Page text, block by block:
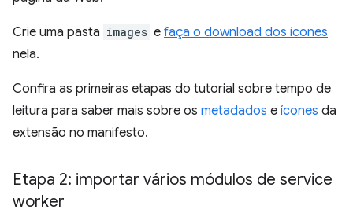
Crie uma pasta images e faça o download dos ícones
nela.
Confira as primeiras etapas do tutorial sobre tempo de
leitura para saber mais sobre os metadados e ícones da
extensão no manifesto.
Etapa 2: importar vários módulos de service
worker